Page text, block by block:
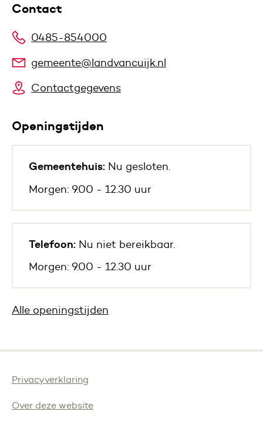
Contact
0485-854000
gemeente@landvancuijk.nl
Contactgegevens
Openingstijden
Gemeentehuis: Nu gesloten.
Morgen: 9.00 - 12.30 uur
Telefoon: Nu niet bereikbaar.
Morgen: 9.00 - 12.30 uur
Alle openingstijden
Privacyverklaring
Over deze website